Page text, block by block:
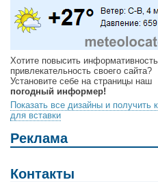
Хотите повысить
привлекательность своего сайта?
Установите себе на страницы наш
погодный информер!
Показать все дизайны и получить
для вставки
Реклама
Контакты